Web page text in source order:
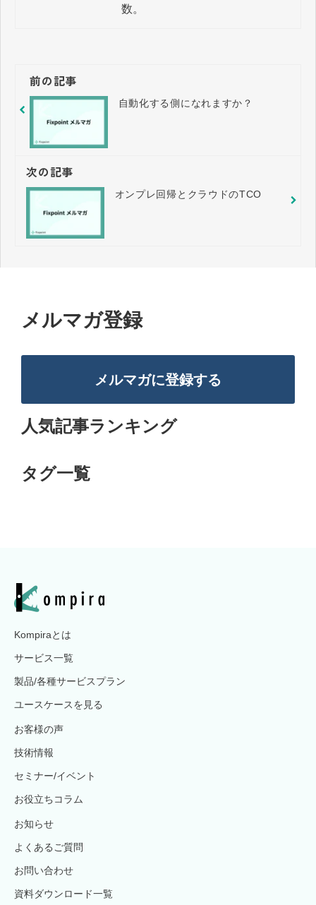
数。
前の記事
自動化する側になれますか？
次の記事
オンプレ回帰とクラウドのTCO
メルマガ登録
メルマガに登録する
人気記事ランキング
タグ一覧
Kompiraとは
サービス一覧
製品/各種サービスプラン
ユースケースを見る
お客様の声
技術情報
セミナー/イベント
お役立ちコラム
お知らせ
よくあるご質問
お問い合わせ
資料ダウンロード一覧